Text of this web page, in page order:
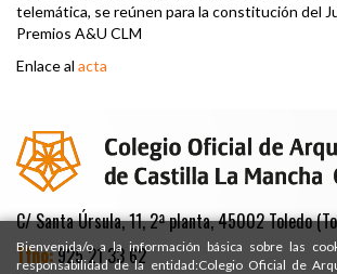
telemática, se reúnen para la constitución del
Premios A&U CLM
Enlace al acta
C/ Santa Úrsula, 11, 2ª planta, 45002 Toledo
Tfno:925 21 33 62
Bienvenida/o a la información básica sobre las
responsabilidad de la entidad:Colegio Oficial de